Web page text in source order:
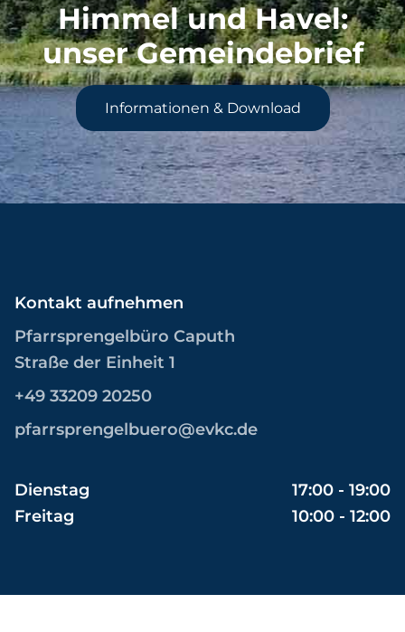
Himmel und Havel:
unser Gemeindebrief
Informationen & Download
Kontakt aufnehmen
Pfarrsprengelbüro Caputh
Straße der Einheit 1
+49 33209 20250
pfarrsprengelbuero@evkc.de
Dienstag
17:00 - 19:00
Freitag
10:00 - 12:00